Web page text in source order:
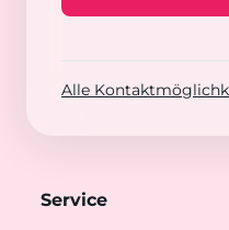
Alle
Service